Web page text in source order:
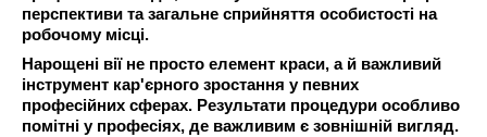
перспективи та загальне сприйняття особистості на
робочому місці.
Нарощені вії не просто елемент краси, а й важливий
інструмент кар'єрного зростання у певних
професійних сферах. Результати процедури особливо
помітні у професіях, де важливим є зовнішній вигляд.